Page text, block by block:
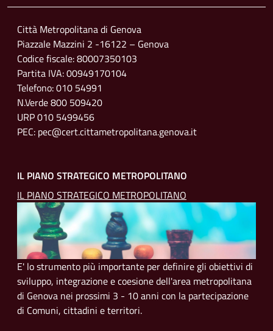
Città Metropolitana di Genova
Piazzale Mazzini 2 -16122 – Genova
Codice fiscale: 80007350103
Partita IVA: 00949170104
Telefono: 010 54991
N.Verde 800 509420
URP 010 5499456
PEC: pec@cert.cittametropolitana.genova.it
IL PIANO STRATEGICO METROPOLITANO
IL PIANO STRATEGICO METROPOLITANO
E' lo strumento più importante per definire gli obiettivi di
sviluppo, integrazione e coesione dell'area metropolitana
di Genova nei prossimi 3 - 10 anni con la partecipazione
di Comuni, cittadini e territori.